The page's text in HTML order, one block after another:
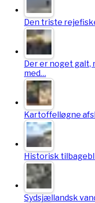
Den triste
Der er noget galt,
med…
Kartoffelløgne
Historisk
Sydsjællandsk